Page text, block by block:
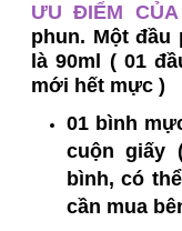
ƯU ĐIỂM
phun. Một
là 90ml ( 01
mới hết mực )
01 bình
cuộn giấy
bình, có
cần mua